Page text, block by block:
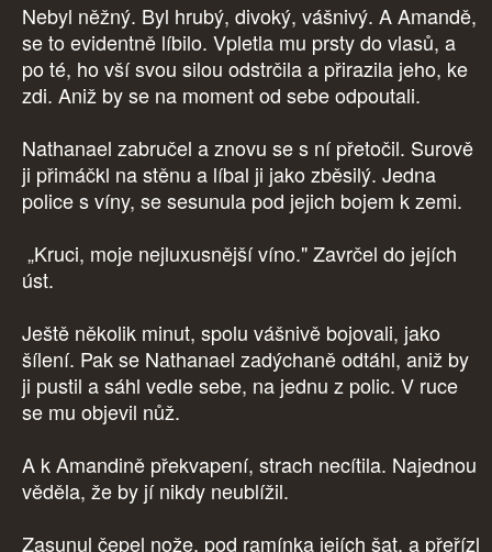
Nebyl něžný. Byl hrubý, divoký, vášnivý. A Amandě,
se to evidentně líbilo. Vpletla mu prsty do vlasů, a
po té, ho vší svou silou odstrčila a přirazila jeho, ke
zdi. Aniž by se na moment od sebe odpoutali.
Nathanael zabručel a znovu se s ní přetočil. Surově
ji přimáčkl na stěnu a líbal ji jako zběsilý. Jedna
police s víny, se sesunula pod jejich bojem k zemi.
„Kruci, moje nejluxusnější víno." Zavrčel do jejích
úst.
Ještě několik minut, spolu vášnivě bojovali, jako
šílení. Pak se Nathanael zadýchaně odtáhl, aniž by
ji pustil a sáhl vedle sebe, na jednu z polic. V ruce
se mu objevil nůž.
A k Amandině překvapení, strach necítila. Najednou
věděla, že by jí nikdy neublížil.
Zasunul čepel nože, pod ramínka jejích šat, a přeřízl